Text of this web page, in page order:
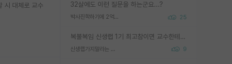
32살에도 이런 질문을 하는군요...?
박사진학하기에 2억은 괜찮은 (?) 정도의 경제력인가요 25
복불복임 신생랩 1기 최고참이면 교수한테 직접 지도받는 시간이 매우 많음 제대로 된 교수라면 말이지 그게 아니라면 그냥 넌 해방 불가능한 노예 1호에 감점쓰레기통이 되는거고
신생랩가지말라는 이유가 있었구나 9
시 대체로 교수